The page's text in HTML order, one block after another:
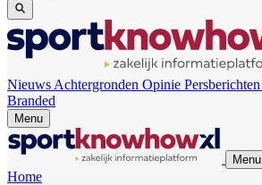
Nieuws Achtergronden Opinie Persberichten
Branded
Menu
Menu
Home